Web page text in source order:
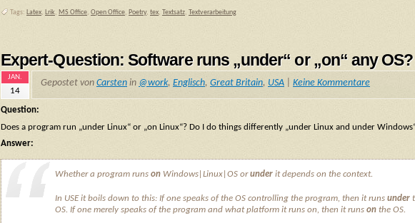
Tags: Latex, Lrik, MS Office, Open Office, Poetry, tex, Textsatz, Textverarbeitung
Expert-Question: Software runs „under“ or „on“ any OS?
JAN.
14
Gepostet von Carsten in @work, Englisch, Great Britain, USA Keine Kommentare
Question:
Does a program run „under Linux“ or „on Linux“? Do I do things differently „under Linux and under
Answer:
Whether a program runs on Windows|Linux|OS orunder it depends on the context.
In USE it boils down to this: If one speaks of the OS controlling the program, then it runs under
OS. If one merely speaks of the program and what platform it runs on, then it runs on the OS.